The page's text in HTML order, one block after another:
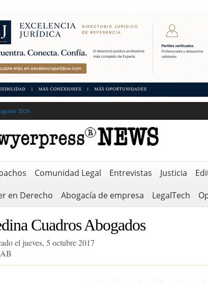
2026
Comunidad Legal Entrevistas Justicia
en Derecho
Abogacía de empresa LegalTech
Cuadros Abogados
el jueves, 5 octubre 2017